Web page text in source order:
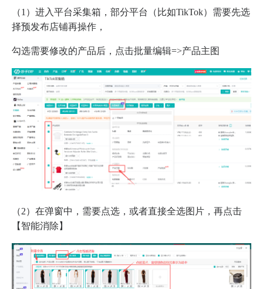
（1）进入平台采集箱，部分平台（比如TikTok）需要先选
择预发布店铺再操作，
勾选需要修改的产品后，点击批量编辑=>产品主图
（2）在弹窗中，需要点选，或者直接全选图片，再点击
【智能消除】